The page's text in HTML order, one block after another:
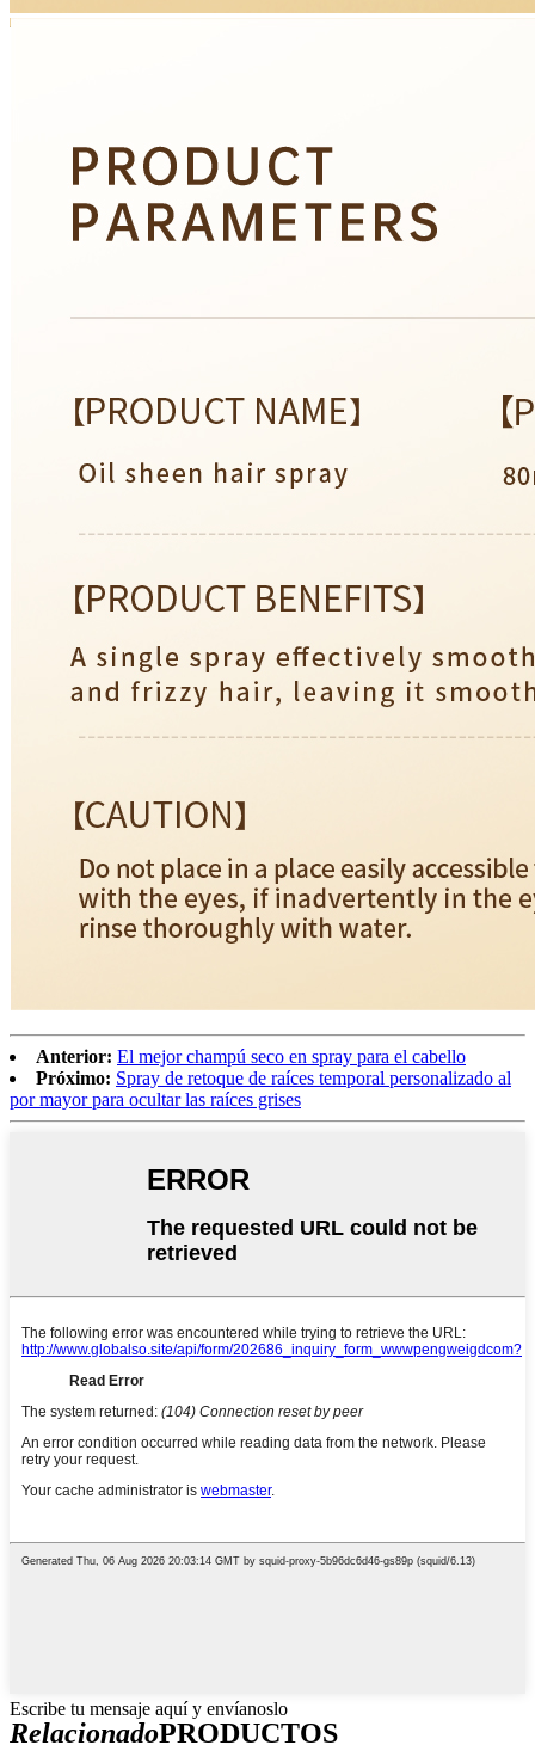
Anterior: El mejor champú seco en spray para el cabello
Próximo: Spray de retoque de raíces temporal personalizado al
por mayor para ocultar las raíces grises
Escribe tu mensaje aquí y envíanoslo
RelacionadoPRODUCTOS